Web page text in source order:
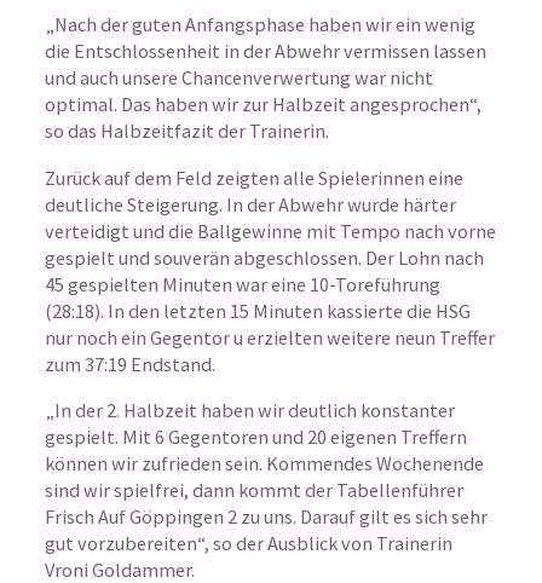
„Nach der guten Anfangsphase haben wir ein wenig
die Entschlossenheit in der Abwehr vermissen lassen
und auch unsere Chancenverwertung war nicht
optimal. Das haben wir zur Halbzeit angesprochen“,
so das Halbzeitfazit der Trainerin.
Zurück auf dem Feld zeigten alle Spielerinnen eine
deutliche Steigerung. In der Abwehr wurde härter
verteidigt und die Ballgewinne mit Tempo nach vorne
gespielt und souverän abgeschlossen. Der Lohn nach
45 gespielten Minuten war eine 10-Toreführung
(28:18). In den letzten 15 Minuten kassierte die HSG
nur noch ein Gegentor u erzielten weitere neun Treffer
zum 37:19 Endstand.
„In der 2. Halbzeit haben wir deutlich konstanter
gespielt. Mit 6 Gegentoren und 20 eigenen Treffern
können wir zufrieden sein. Kommendes Wochenende
sind wir spielfrei, dann kommt der Tabellenführer
Frisch Auf Göppingen 2 zu uns. Darauf gilt es sich sehr
gut vorzubereiten“, so der Ausblick von Trainerin
Vroni Goldammer.